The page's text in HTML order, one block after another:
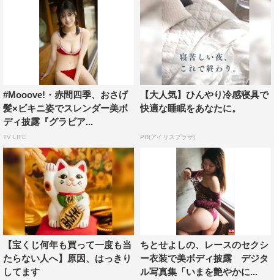
#Mooove!・赤間四季、おさげ
髪×ビキニ姿でスレンダー美ボ
ディ披露『グラビア...
TV LIFE
【大人気】ひんやり冷感寝具で
快適な睡眠をあなたに。
PR(アイリスプラザ)
【宝くじ何年も買って一度も当
たらない人へ】原因、はっきり
してます
ちとせよしの、レースのセクシ
ー衣装で美ボディ披露 デジタ
ル写真集「いまを艶やかに...